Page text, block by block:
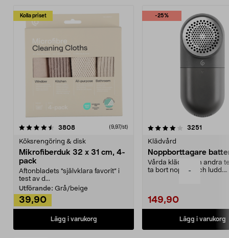
-
Kolla priset
3808recensioner (9,97/st)
Köksrengöring & disk
Mikrofiberduk 32 x 31 cm, 4-
pack
Aftonbladets "självklara favorit” i
test av d...
Utförande: Grå/beige
39,90
Lägg i varukorg
-25%
4.0av 5 stjärnor 3251
Klädvård
Noppborttagare
Vårda kläder och andra
ta bort noppor och ludd.
149,90
Lägg i varukorg
4.5av 5 stjärnor